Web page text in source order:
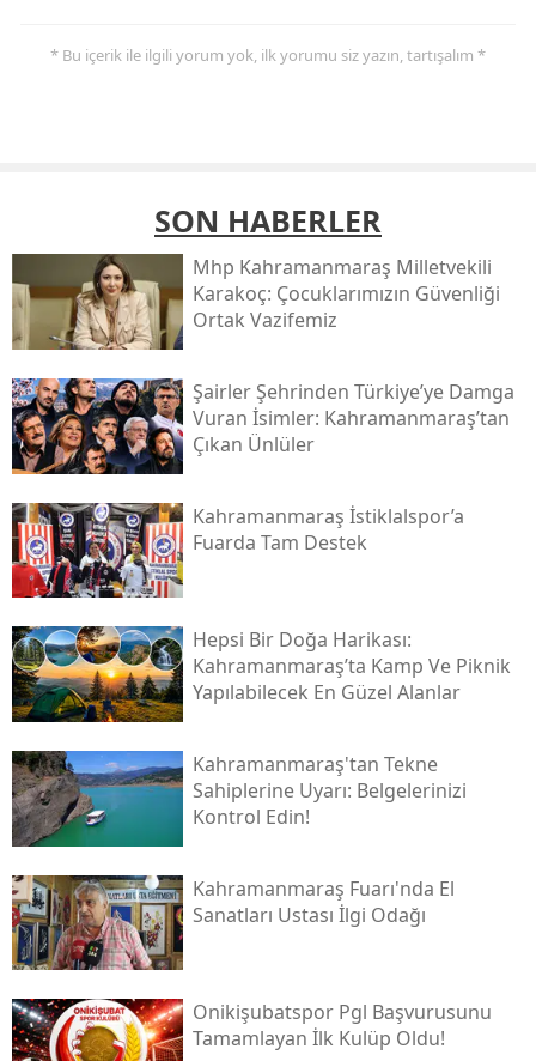
* Bu içerik ile ilgili yorum yok, ilk yorumu siz yazın, tartışalım *
SON HABERLER
Mhp Kahramanmaraş Milletvekili
Karakoç: Çocuklarımızın Güvenliği
Ortak Vazifemiz
Şairler Şehrinden Türkiye’ye Damga
Vuran İsimler: Kahramanmaraş’tan
Çıkan Ünlüler
Kahramanmaraş İstiklalspor’a
Fuarda Tam Destek
Hepsi Bir Doğa Harikası:
Kahramanmaraş’ta Kamp Ve Piknik
Yapılabilecek En Güzel Alanlar
Kahramanmaraş'tan Tekne
Sahiplerine Uyarı: Belgelerinizi
Kontrol Edin!
Kahramanmaraş Fuarı'nda El
Sanatları Ustası İlgi Odağı
Onikişubatspor Pgl Başvurusunu
Tamamlayan İlk Kulüp Oldu!